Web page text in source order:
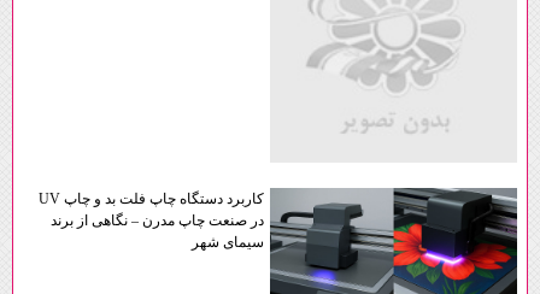
کاربرد دستگاه چاپ فلت‌ بد و چاپ UV
در صنعت چاپ مدرن – نگاهی از برند
سیمای شهر